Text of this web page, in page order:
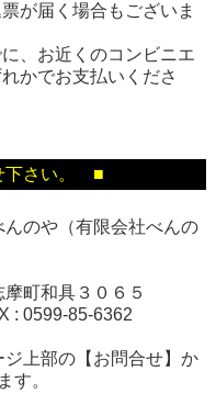
が届く場合もございま
、お近くのコンビニエ
かでお支払いくださ
下さい。 ■
のや（有限会社べんの
町和具３０６５
: 0599-85-6362
上部の【お問合せ】か
す。